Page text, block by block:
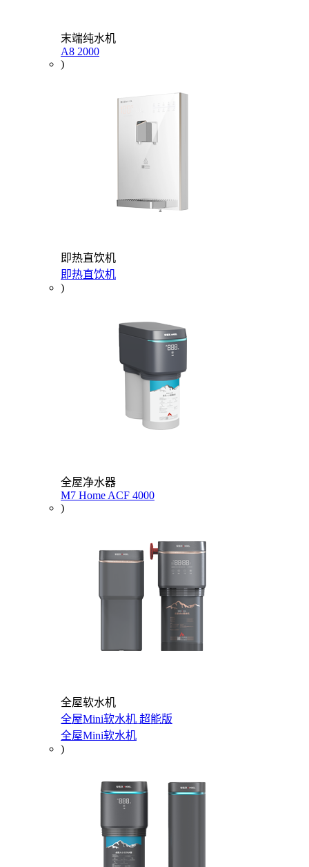
末端纯水机
A8 2000
)
即热直饮机
即热直饮机
)
全屋净水器
M7 Home ACF 4000
)
全屋软水机
全屋Mini软水机 超能版
全屋Mini软水机
)